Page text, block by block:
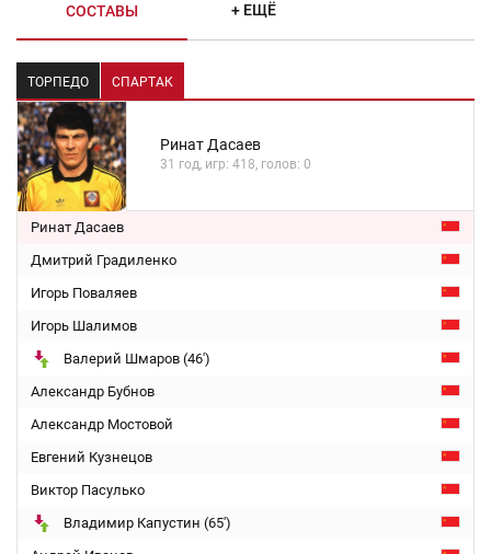
СОСТАВЫ + ЕЩЁ
ТОРПЕДО СПАРТАК
Ринат Дасаев
31 год, игр: 418, голов: 0
Ринат Дасаев
Дмитрий Градиленко
Игорь Поваляев
Игорь Шалимов
Валерий Шмаров (46')
Александр Бубнов
Александр Мостовой
Евгений Кузнецов
Виктор Пасулько
Владимир Капустин (65')